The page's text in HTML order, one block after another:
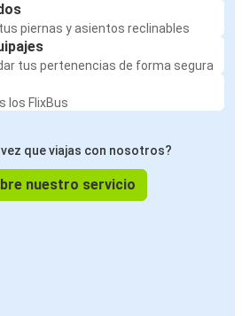
piernas y asientos reclinables
tus pertenencias de forma segura
los FlixBus
que viajas con nosotros?
nuestro servicio